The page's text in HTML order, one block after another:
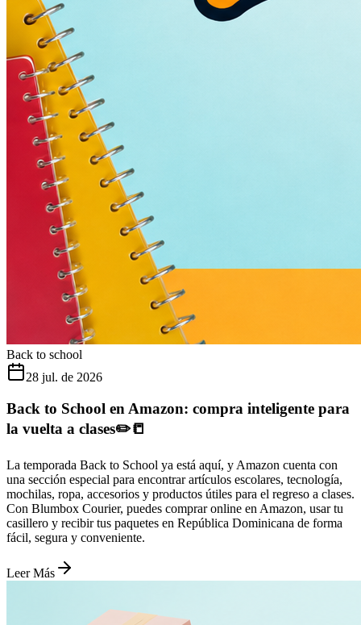
Back to school
28 jul. de 2026
Back to School en Amazon: compra inteligente para
la vuelta a clases✏️📒
La temporada Back to School ya está aquí, y Amazon cuenta con
una sección especial para encontrar artículos escolares, tecnología,
mochilas, ropa, accesorios y productos útiles para el regreso a clases.
Con Blumbox Courier, puedes comprar online en Amazon, usar tu
casillero y recibir tus paquetes en República Dominicana de forma
fácil, segura y conveniente.
Leer Más